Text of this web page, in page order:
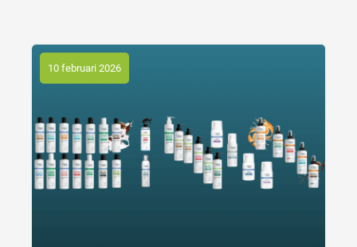
10 februari 2026